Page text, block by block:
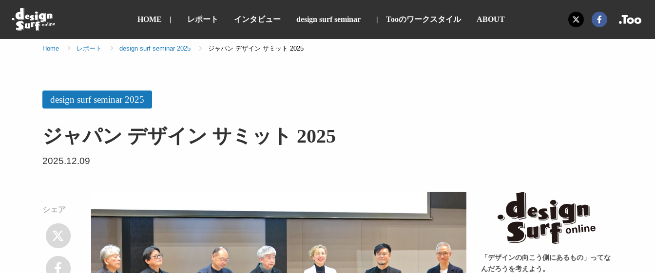
HOME レポート インタビュー design surf seminar Tooのワークスタイル ABOUT
Home レポート design surf seminar 2025 ジャパン デザイン サミット 2025
design surf seminar 2025
ジャパン デザイン サミット 2025
2025.12.09
シェア
「デザインの向こう側にあるもの」ってな
んだろうを考えよう。